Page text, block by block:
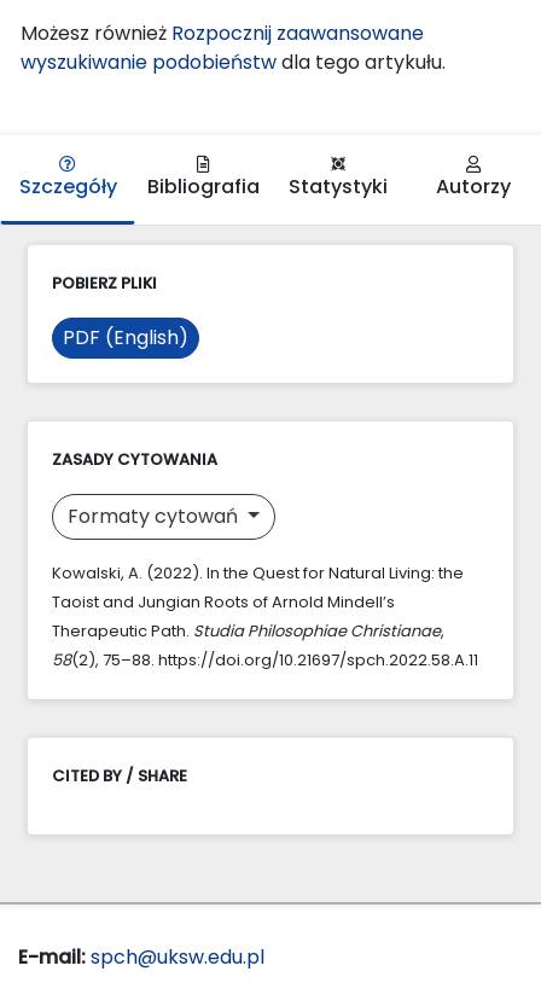
Możesz również Rozpocznij zaawansowane
wyszukiwanie podobieństwdla tego artykułu.
Szczegóły Bibliografia Statystyki Autorzy
POBIERZ PLIKI
PDF (English)
ZASADY CYTOWANIA
Formaty cytowań
Kowalski, A. (2022). In the Quest for Natural Living: the
Taoist and Jungian Roots of Arnold Mindell’s
Therapeutic Path. Studia Philosophiae Christianae,
58(2), 75–88. https://doi.org/10.21697/spch.2022.58.A.11
CITED BY / SHARE
E-mail:spch@uksw.edu.pl